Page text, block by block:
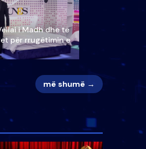
i Madh dhe të
për rrugëtimin e
më shumë →